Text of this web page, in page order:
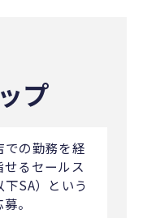
プ
での勤務を経
るセールス
SA）という
。